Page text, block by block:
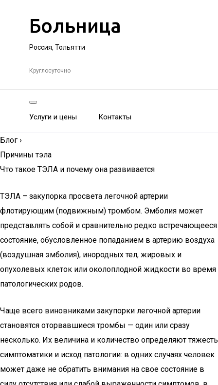
Больница
Россия, Тольятти
Круглосуточно
Услуги и цены Контакты
Блог ›
Причины тэла
Что такое ТЭЛА и почему она развивается
ТЭЛА – закупорка просвета легочной артерии
флотирующим (подвижным) тромбом. Эмболия может
представлять собой и сравнительно редко встречающееся
состояние, обусловленное попаданием в артерию воздуха
(воздушная эмболия), инородных тел, жировых и
опухолевых клеток или околоплодной жидкости во время
патологических родов.
Чаще всего виновниками закупорки легочной артерии
становятся оторвавшиеся тромбы — один или сразу
несколько. Их величина и количество определяют тяжесть
симптоматики и исход патологии: в одних случаях человек
может даже не обратить внимания на свое состояние в